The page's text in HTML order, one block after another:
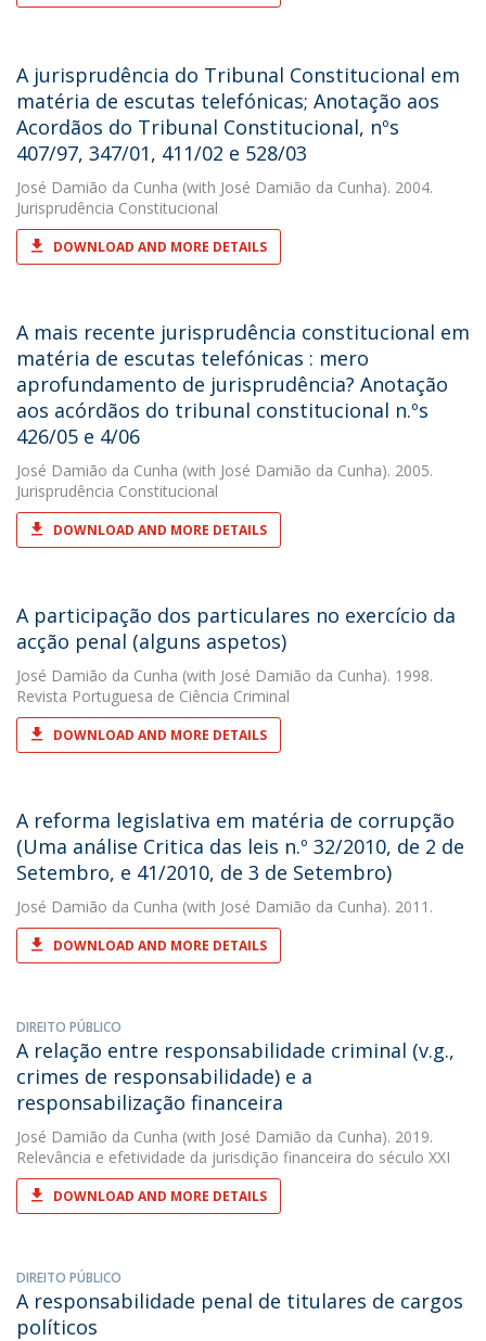
A jurisprudência do Tribunal Constitucional em
matéria de escutas telefónicas; Anotação aos
Acordãos do Tribunal Constitucional, nºs
407/97, 347/01, 411/02 e 528/03
José Damião da Cunha (with José Damião da Cunha). 2004.
Jurisprudência Constitucional
DOWNLOAD AND MORE DETAILS
A mais recente jurisprudência constitucional em
matéria de escutas telefónicas : mero
aprofundamento de jurisprudência? Anotação
aos acórdãos do tribunal constitucional n.ºs
426/05 e 4/06
José Damião da Cunha (with José Damião da Cunha). 2005.
Jurisprudência Constitucional
DOWNLOAD AND MORE DETAILS
A participação dos particulares no exercício da
acção penal (alguns aspetos)
José Damião da Cunha (with José Damião da Cunha). 1998.
Revista Portuguesa de Ciência Criminal
DOWNLOAD AND MORE DETAILS
A reforma legislativa em matéria de corrupção
(Uma análise Critica das leis n.º 32/2010, de 2 de
Setembro, e 41/2010, de 3 de Setembro)
José Damião da Cunha (with José Damião da Cunha). 2011.
DOWNLOAD AND MORE DETAILS
DIREITO PÚBLICO
A relação entre responsabilidade criminal (v.g.,
crimes de responsabilidade) e a
responsabilização financeira
José Damião da Cunha (with José Damião da Cunha). 2019.
Relevância e efetividade da jurisdição financeira do século XXI
DOWNLOAD AND MORE DETAILS
DIREITO PÚBLICO
A responsabilidade penal de titulares de cargos
políticos